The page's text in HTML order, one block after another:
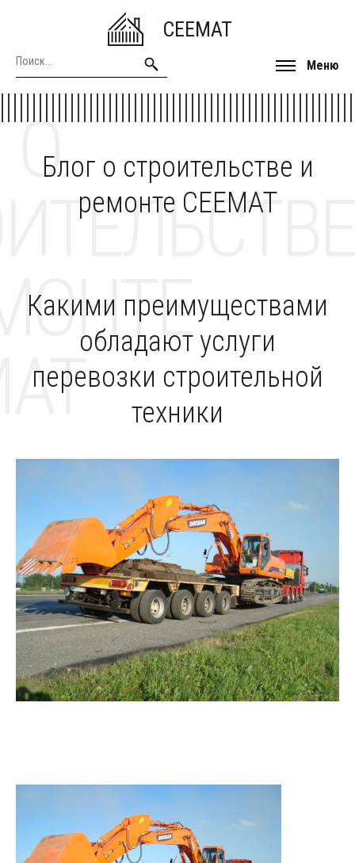
CEEMAT
Меню
Блог о строительстве и
ремонте CEEMAT
О
Какими преимуществами
обладают услуги
перевозки строительной
техники